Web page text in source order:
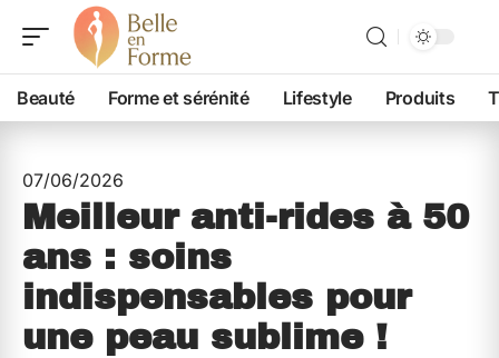
Beauté Forme et sérénité Lifestyle Produits
07/06/2026
Meilleur anti-rides à 50
ans : soins
indispensables pour
une peau sublime !